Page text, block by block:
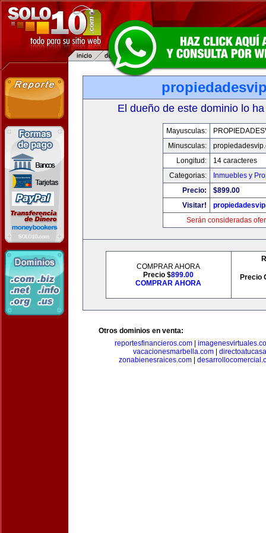
El dueño de este dominio lo
Mayusculas:
Minusculas:
Longitud:
14 caracteres
Categorias:
Inmuebles y
Precio:
$899.00
Visitar!
Serán consideradas
COMPRAR AHORA
Precio $899.00
COMPRAR AHORA
Precio
Otros dominios en venta:
reportesfinancieros.com
vacacionesmarbella.com
zonabienesraices.com